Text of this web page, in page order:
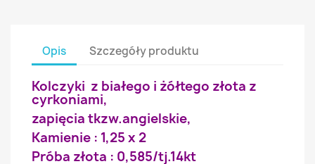
Opis Szczegóły produktu
Kolczyki z białego i żółtego złota z
cyrkoniami,
zapięcia tkzw.angielskie,
Kamienie : 1,25 x 2
Próba złota : 0,585/tj.14kt